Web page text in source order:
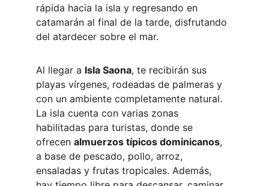
rápida hacia la isla y regresando en
catamarán al final de la tarde, disfrutando
del atardecer sobre el mar.
Al llegar a Isla Saona, te recibirán sus
playas vírgenes, rodeadas de palmeras y
con un ambiente completamente natural.
La isla cuenta con varias zonas
habilitadas para turistas, donde se
ofrecen almuerzos típicos dominicanos,
a base de pescado, pollo, arroz,
ensaladas y frutas tropicales. Además,